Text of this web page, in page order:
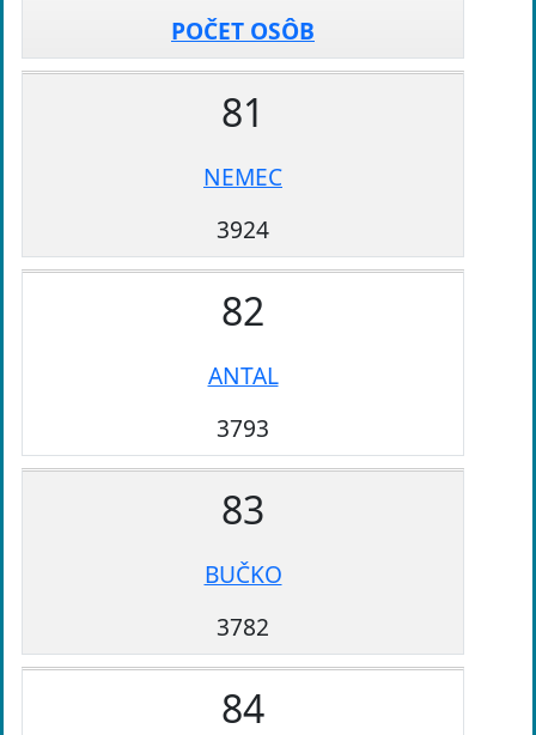
POČET OSÔB
81
NEMEC
3924
82
ANTAL
3793
83
BUČKO
3782
84